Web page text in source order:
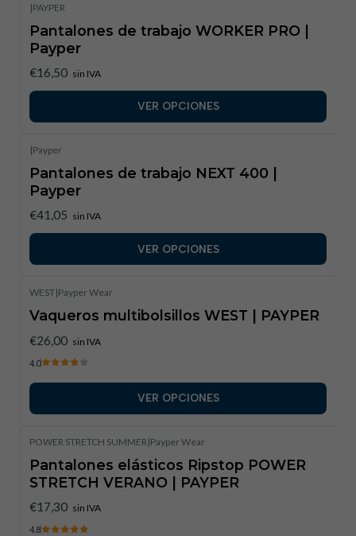
|PAYPER
Pantalones de trabajo WORKER PRO |
Payper
€16,50 sin IVA
VER OPCIONES
|Payper
Pantalones de trabajo NEXT 400 |
Payper
€41,05 sin IVA
VER OPCIONES
WEST|Payper Wear
Vaqueros multibolsillos WEST | PAYPER
€26,00 sin IVA
4.0
VER OPCIONES
POWER STRETCH SUMMER |Payper Wear
Pantalones elásticos Ripstop POWER
STRETCH VERANO | PAYPER
€17,30 sin IVA
4.8